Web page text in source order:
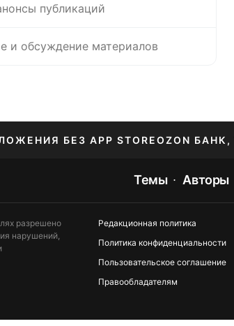
публикаций
и обсуждение материалов
БЕЗ APP STOREOZON БАНК,
Темы Авторы
разрешено
нарушений,
Редакционная политика
Политика конфиденциальности
Пользовательское соглашение
Правообладателям